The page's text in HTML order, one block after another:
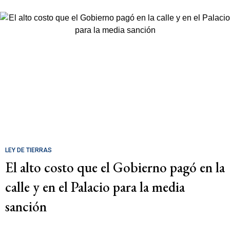
LEY DE TIERRAS
El alto costo que el Gobierno pagó en la
calle y en el Palacio para la media
sanción